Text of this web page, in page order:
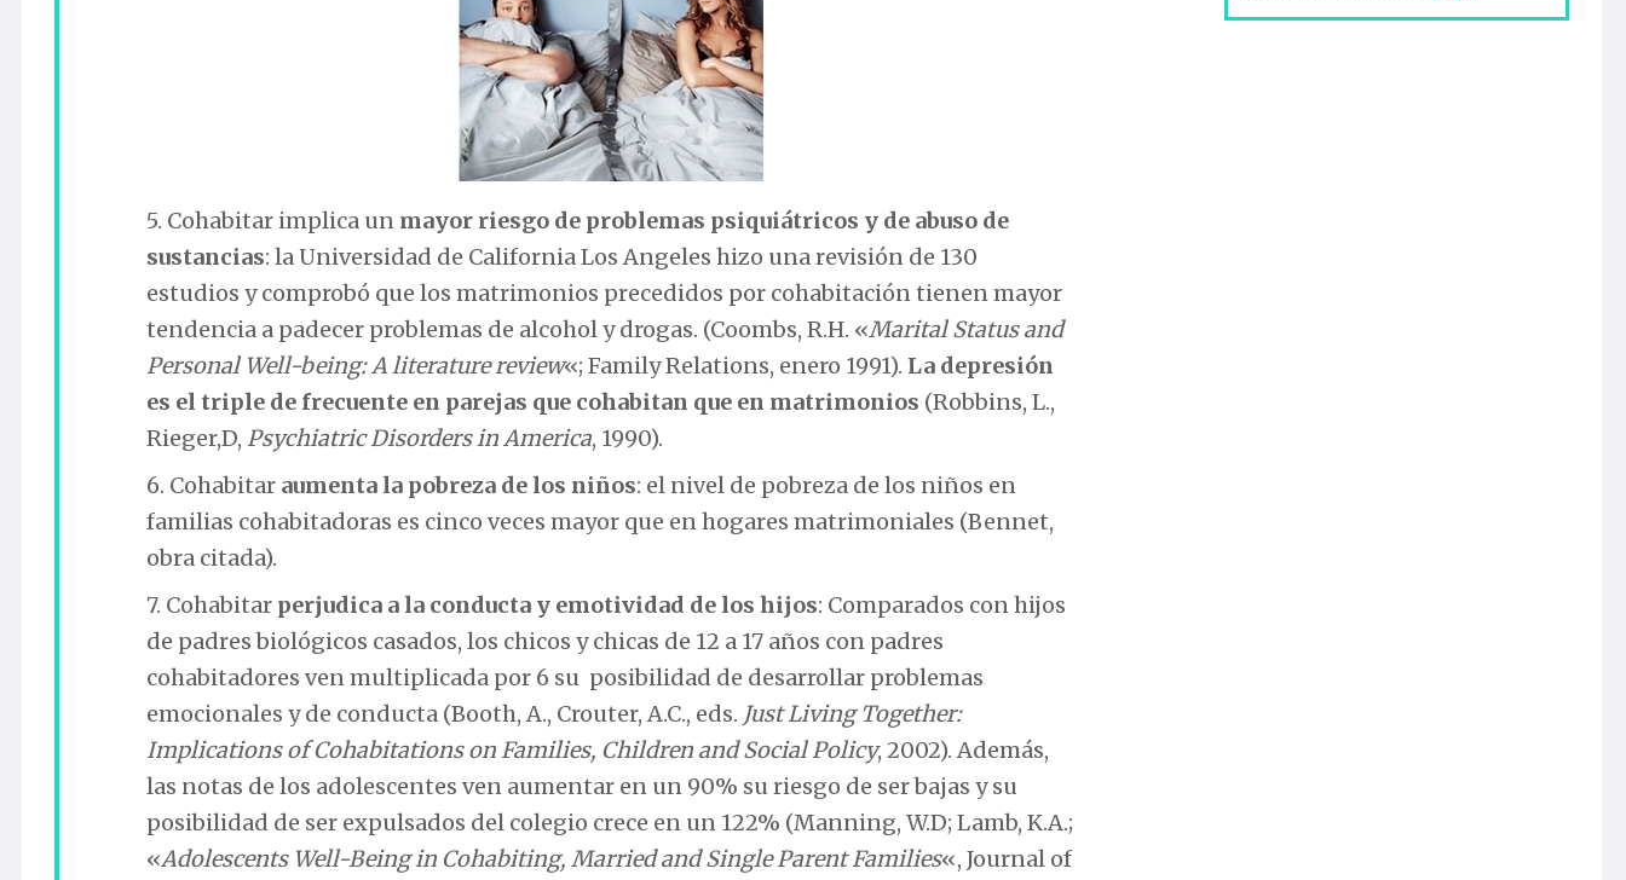
5. Cohabitar implica un mayor riesgo de problemas psiquiátricos y de abuso de
sustancias: la Universidad de California Los Angeles hizo una revisión de 130
estudios y comprobó que los matrimonios precedidos por cohabitación tienen mayor
tendencia a padecer problemas de alcohol y drogas. (Coombs, R.H. «Marital Status and
Personal Well-being: A literature review«; Family Relations, enero 1991). La depresión
es el triple de frecuente en parejas que cohabitan que en matrimonios (Robbins, L.,
Rieger,D, Psychiatric Disorders in America, 1990).
6. Cohabitar aumenta la pobreza de los niños: el nivel de pobreza de los niños en
familias cohabitadoras es cinco veces mayor que en hogares matrimoniales (Bennet,
obra citada).
7. Cohabitar perjudica a la conducta y emotividad de los hijos: Comparados con hijos
de padres biológicos casados, los chicos y chicas de 12 a 17 años con padres
cohabitadores ven multiplicada por 6 su posibilidad de desarrollar problemas
emocionales y de conducta (Booth, A., Crouter, A.C., eds. Just Living Together:
Implications of Cohabitations on Families, Children and Social Policy, 2002). Además,
las notas de los adolescentes ven aumentar en un 90% su riesgo de ser bajas y su
posibilidad de ser expulsados del colegio crece en un 122% (Manning, W.D; Lamb, K.A.;
«Adolescents Well-Being in Cohabiting, Married and Single Parent Families«, Journal of